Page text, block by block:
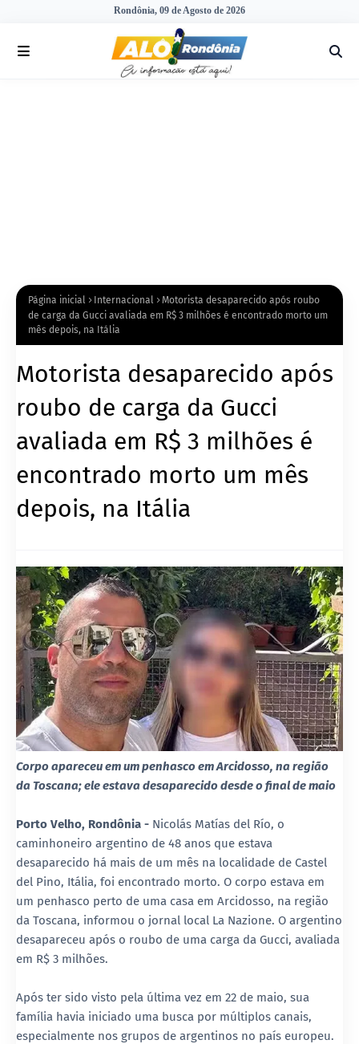
Rondônia, 09 de Agosto de 2026
Página inicial Internacional
Motorista desaparecido após roubo
de carga da Gucci avaliada em R$ 3 milhões é encontrado morto um
mês depois, na Itália
Motorista desaparecido após
roubo de carga da Gucci
avaliada em R$ 3 milhões é
encontrado morto um mês
depois, na Itália
Corpo apareceu em um penhasco em Arcidosso, na região
da Toscana; ele estava desaparecido desde o final de maio
Porto Velho, Rondônia - Nicolás Matías del Río, o
caminhoneiro argentino de 48 anos que estava
desaparecido há mais de um mês na localidade de Castel
del Pino, Itália, foi encontrado morto. O corpo estava em
um penhasco perto de uma casa em Arcidosso, na região
da Toscana, informou o jornal local La Nazione. O argentino
desapareceu após o roubo de uma carga da Gucci, avaliada
em R$ 3 milhões.
Após ter sido visto pela última vez em 22 de maio, sua
família havia iniciado uma busca por múltiplos canais,
especialmente nos grupos de argentinos no país europeu.